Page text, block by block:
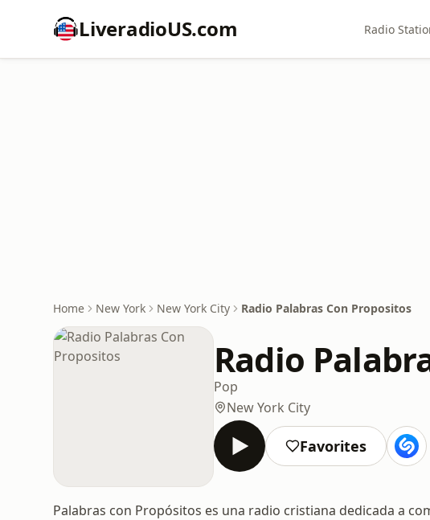
LiveradioUS.com Radio
Home New York New York City Radio Palabras Con Propositos
Radio
Pop
New York City
Favorites
Palabras con Propósitos es una radio cristiana dedicada a